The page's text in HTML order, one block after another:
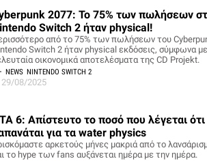
2077: Το 75% των πωλήσεων
Switch 2 ήταν physical!
από το 75% των πωλήσεων του
Switch 2 ήταν physical εκδόσεις, σύμφωνα
οικονομικά αποτελέσματα της CD Projekt.
NEWS NINTENDO SWITCH 2
29/08/2025
6: Απίστευτο το ποσό που λέγεται ότι
για τα water physics
αρκετούς μήνες μακριά από το
το hype των fans αυξάνεται ημέρα με την ημέρα.